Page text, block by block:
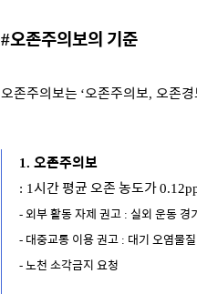
#오존주의보의 기준
오존주의보는 ‘오존주의보, 오존
1. 오존주의보
: 1 시간 평균 오존 농도가
- 외부 활동 자제 권고 : 실외 운동 경
- 대중교통 이용 권고 : 대기 오염물
- 노천 소각금지 요청